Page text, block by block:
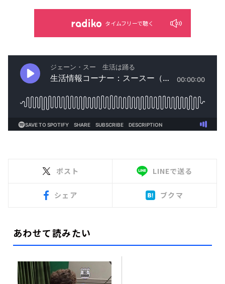
タイムフリーで聴く
ポスト LINEで送る
シェア ブクマ
あわせて読みたい